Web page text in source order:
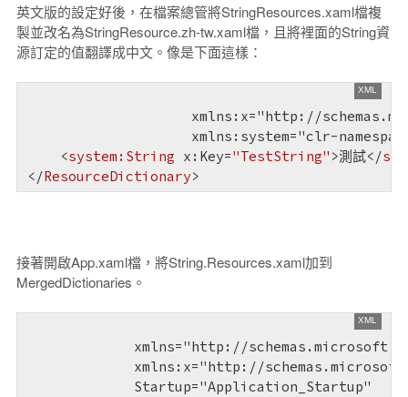
英文版的設定好後，在檔案總管將StringResources.xaml檔複
製並改名為StringResource.zh-tw.xaml檔，且將裡面的String資
源訂定的值翻譯成中文。像是下面這樣：
xmlns:x="http://
xmlns:system="clr-
<system:String x:Key="TestString" >測試</
</ResourceDictionary>
接著開啟App.xaml檔，將String.Resources.xaml加到
MergedDictionaries。
xmlns="http://
xmlns:x="http://
             Startup="Application_Startup"